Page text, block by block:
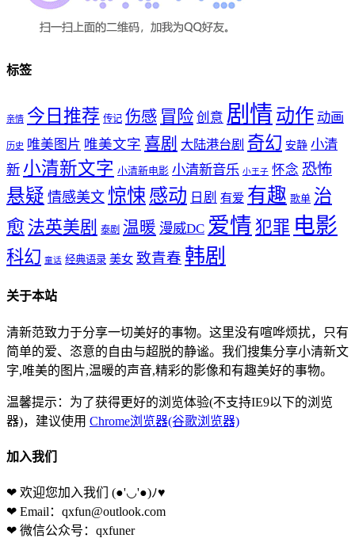
标签
亲情 今日推荐 传记 伤感 冒险 创意 剧情 动作 动画
历史 唯美图片 唯美文字 喜剧 大陆港台剧 奇幻 安静 小清
新 小清新文字 小清新电影 小清新音乐 小王子 怀念 恐怖
悬疑 情感美文 惊悚 感动 日剧 有爱 有趣 歌单 治
愈 法英美剧 泰剧 温暖 漫威DC 爱情 犯罪 电影
科幻 童话 经典语录 美女 致青春 韩剧
关于本站
清新范致力于分享一切美好的事物。这里没有喧哗烦扰，只有
简单的爱、恣意的自由与超脱的静谧。我们搜集分享小清新文
字,唯美的图片,温暖的声音,精彩的影像和有趣美好的事物。
温馨提示：为了获得更好的浏览体验(不支持IE9以下的浏览
器)，建议使用 Chrome浏览器(谷歌浏览器)
加入我们
❤ 欢迎您加入我们 (●'◡'●)ﾉ♥
❤ Email：qxfun@outlook.com
❤ 微信公众号：qxfuner